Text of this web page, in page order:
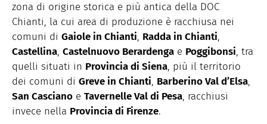
zona di origine storica e più antica della DOC
Chianti, la cui area di produzione è racchiusa nei
comuni di Gaiole in Chianti, Radda in Chianti,
Castellina, Castelnuovo Berardenga e Poggibonsi, tra
quelli situati in Provincia di Siena, più il territorio
dei comuni di Greve in Chianti, Barberino Val d’Elsa,
San Casciano e Tavernelle Val di Pesa, racchiusi
invece nella Provincia di Firenze.